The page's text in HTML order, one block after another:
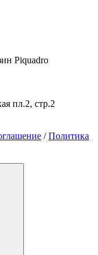
Piquadro
пл.2, стр.2
/Политика